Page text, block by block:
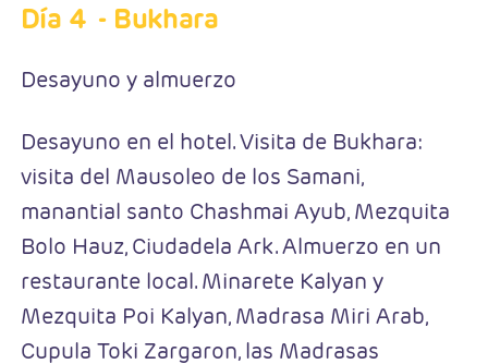
Día 4 - Bukhara
Desayuno y almuerzo
Desayuno en el hotel. Visita de Bukhara:
visita del Mausoleo de los Samani,
manantial santo Chashmai Ayub, Mezquita
Bolo Hauz, Ciudadela Ark. Almuerzo en un
restaurante local. Minarete Kalyan y
Mezquita Poi Kalyan, Madrasa Miri Arab,
Cupula Toki Zargaron, las Madrasas